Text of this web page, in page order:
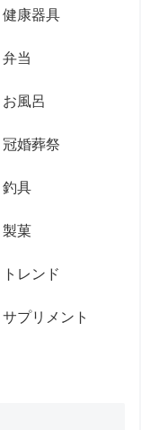
健康器具
弁当
お風呂
冠婚葬祭
釣具
製菓
トレンド
サプリメント